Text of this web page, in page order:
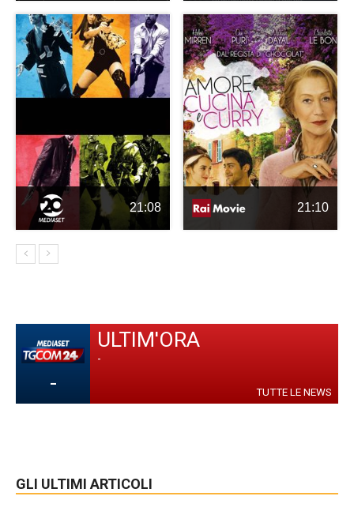
21:08 21:10
-
ULTIM'ORA
-
TUTTE LE NEWS
GLI ULTIMI ARTICOLI